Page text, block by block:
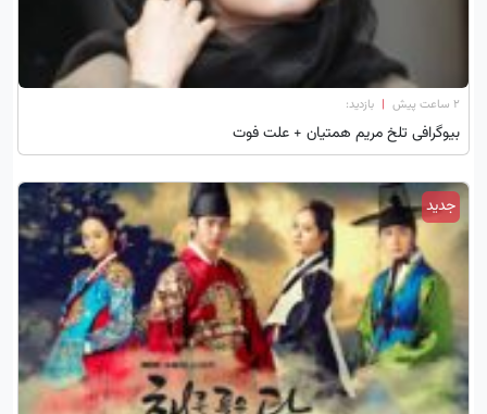
۲ ساعت پیش | بازدید:
بیوگرافی تلخ مریم همتیان + علت فوت
جدید